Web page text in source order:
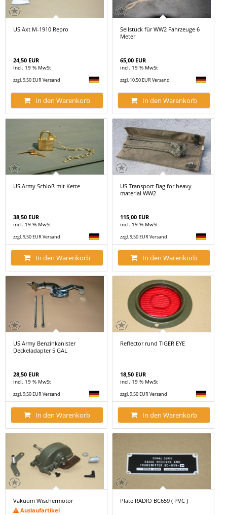
US Axt M-1910 Repro
24,50 EUR
incl. 19 % MwSt
zzgl. 9,50 EUR Versand
In den Warenkorb
Seilstück für WW2 Fahrzeuge 6
Meter
65,00 EUR
incl. 19 % MwSt
zzgl. 10,50 EUR Versand
In den Warenkorb
US Army Schloß mit Kette
38,50 EUR
incl. 19 % MwSt
zzgl. 9,50 EUR Versand
In den Warenkorb
US Transport Bag for heavy
material WW2
115,00 EUR
incl. 19 % MwSt
zzgl. 9,50 EUR Versand
In den Warenkorb
US Army Benzinkanister
Deckeladapter 5 GAL
28,50 EUR
incl. 19 % MwSt
zzgl. 9,50 EUR Versand
In den Warenkorb
Reflector rund TIGER EYE
18,50 EUR
incl. 19 % MwSt
zzgl. 9,50 EUR Versand
In den Warenkorb
Vakuum Wischermotor
Auslaufartikel
Plate RADIO BC659 ( PVC )